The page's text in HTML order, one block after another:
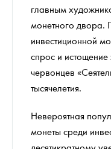
главным
монетного двора.
инвестиционной
спрос и истощение
червонцев
тысячелетия.
Невероятная
монеты среди